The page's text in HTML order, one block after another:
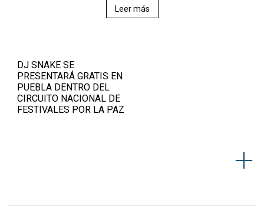
Leer más
DJ SNAKE SE
PRESENTARÁ GRATIS EN
PUEBLA DENTRO DEL
CIRCUITO NACIONAL DE
FESTIVALES POR LA PAZ